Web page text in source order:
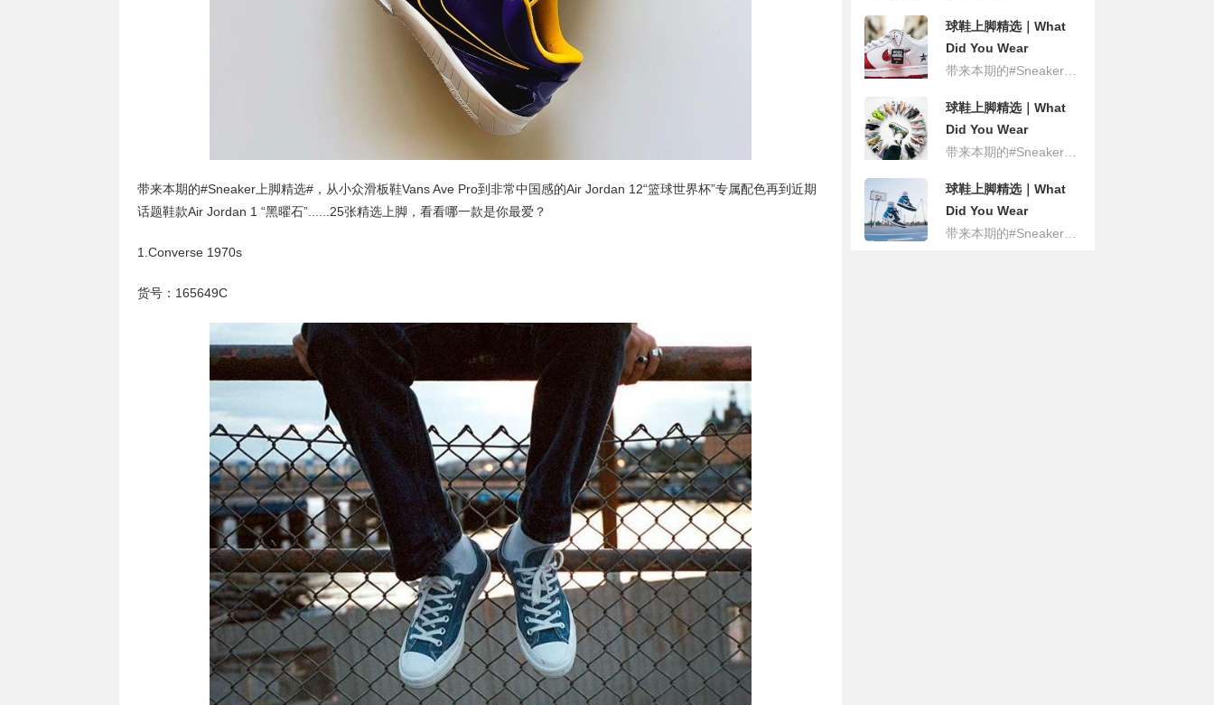
带来本期的#Sneaker上脚精选#，从小众滑板鞋Vans Ave Pro到非常中国感的Air Jordan 12“篮球世界杯”专属配色再到近期
话题鞋款Air Jordan 1 “黑曜石”......25张精选上脚，看看哪一款是你最爱？
1.Converse 1970s
货号：165649C
球鞋上脚精选｜What
Did You Wear
Today？（9.8期）
球鞋上脚精选｜What
Did You Wear
Today？（9.3期）
球鞋上脚精选｜What
Did You Wear
Today？（8.29期）